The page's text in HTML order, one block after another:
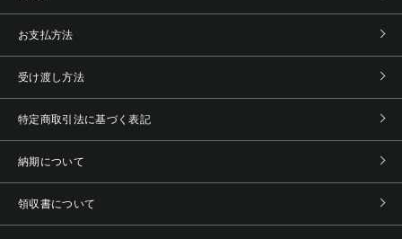
お支払方法
受け渡し方法
特定商取引法に基づく表記
納期について
領収書について